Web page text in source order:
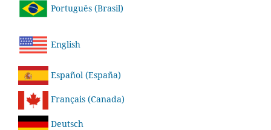
Português (Brasil)
English
Español (España)
Français (Canada)
Deutsch